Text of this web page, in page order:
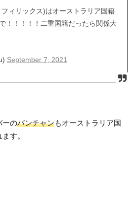
ィリックス)はオーストラリア国籍
！！！！！二重国籍だったら関係大
September 7, 2021
ーのバンチャンもオーストラリア国
す。